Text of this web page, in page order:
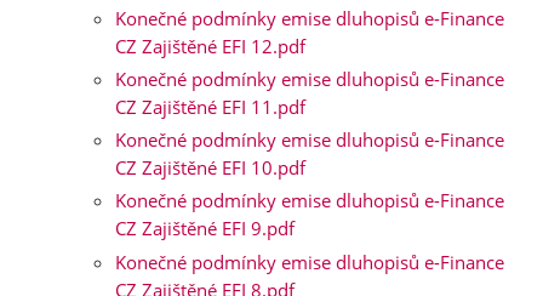
Konečné podmínky emise dluhopisů e-Finance
CZ Zajištěné EFI 12.pdf
Konečné podmínky emise dluhopisů e-Finance
CZ Zajištěné EFI 11.pdf
Konečné podmínky emise dluhopisů e-Finance
CZ Zajištěné EFI 10.pdf
Konečné podmínky emise dluhopisů e-Finance
CZ Zajištěné EFI 9.pdf
Konečné podmínky emise dluhopisů e-Finance
CZ Zajištěné EFI 8.pdf